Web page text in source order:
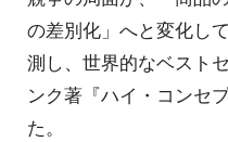
の差別化」へと変化
測し、世界的なベスト
ンク著『ハイ・コンセ
た。